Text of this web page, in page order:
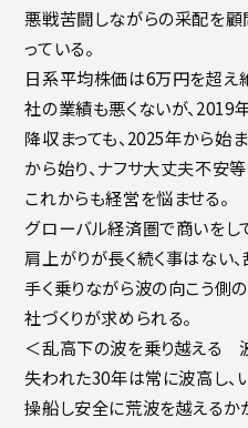
悪戦苦闘しながらの采配を顧
っている。
日系平均株価は6万円を超え
社の業績も悪くないが、2019
降収まっても、2025年から始
から始り、ナフサ大丈夫不安
これからも経営を悩ませる。
グローバル経済圏で商いをし
肩上がりが長く続く事はない
手く乗りながら波の向こう側
社づくりが求められる。
＜乱高下の波を乗り越える
失われた30年は常に波高し、
操船し安全に荒波を越えるか